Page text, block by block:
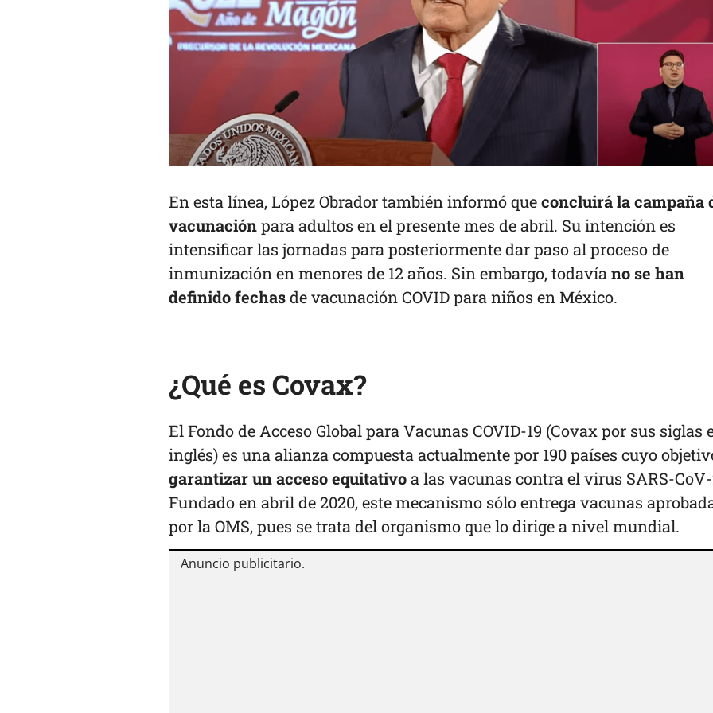
En esta línea, López Obrador también informó queconcluirá la campaña
vacunaciónpara adultos en el presente mes de abril. Su intención es
intensificar las jornadas para posteriormente dar paso al proceso de
inmunización en menores de 12 años. Sin embargo, todavía no se han
definido fechasde vacunación COVID para niños en México.
¿Qué es Covax?
El Fondo de Acceso Global para Vacunas COVID-19 (Covax por sus siglas
inglés) es una alianza compuesta actualmente por 190 países cuyo
garantizar un acceso equitativoa las vacunas contra el virus SARS-
Fundado en abril de 2020, este mecanismo sólo entrega vacunas
por la OMS, pues se trata del organismo que lo dirige a nivel mundial.